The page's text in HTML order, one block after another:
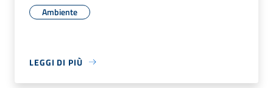
Ambiente
LEGGI DI PIÙ